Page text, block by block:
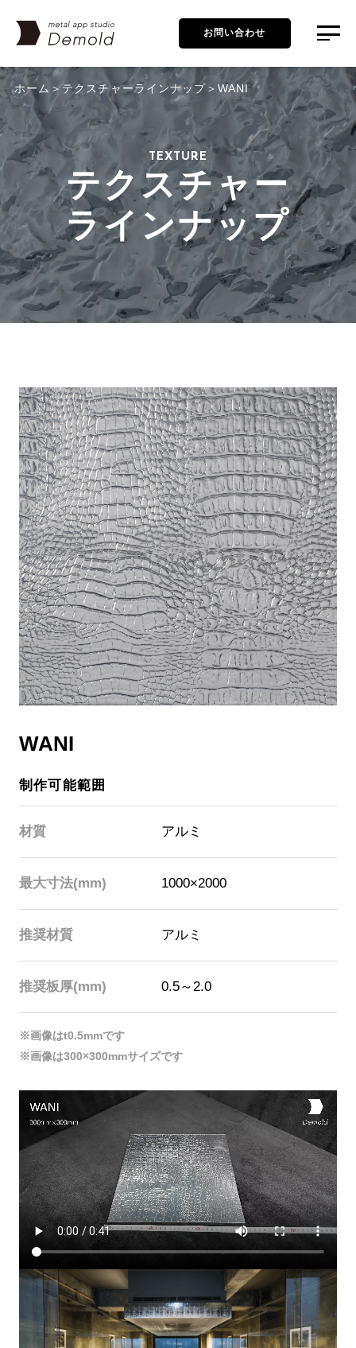
お問い合わせ
ホーム テクスチャーラインナップ WANI
TEXTURE
テクスチャー
ラインナップ
WANI
制作可能範囲
材質 アルミ
最大寸法(mm) 1000×2000
推奨材質 アルミ
推奨板厚(mm) 0.5～2.0
※画像はt0.5mmです
※画像は300×300mmサイズです